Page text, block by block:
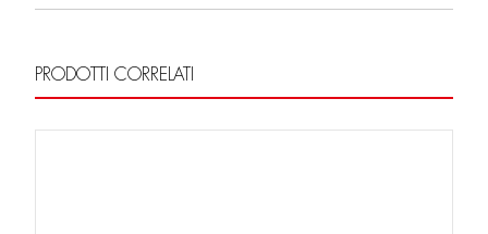
PRODOTTI CORRELATI